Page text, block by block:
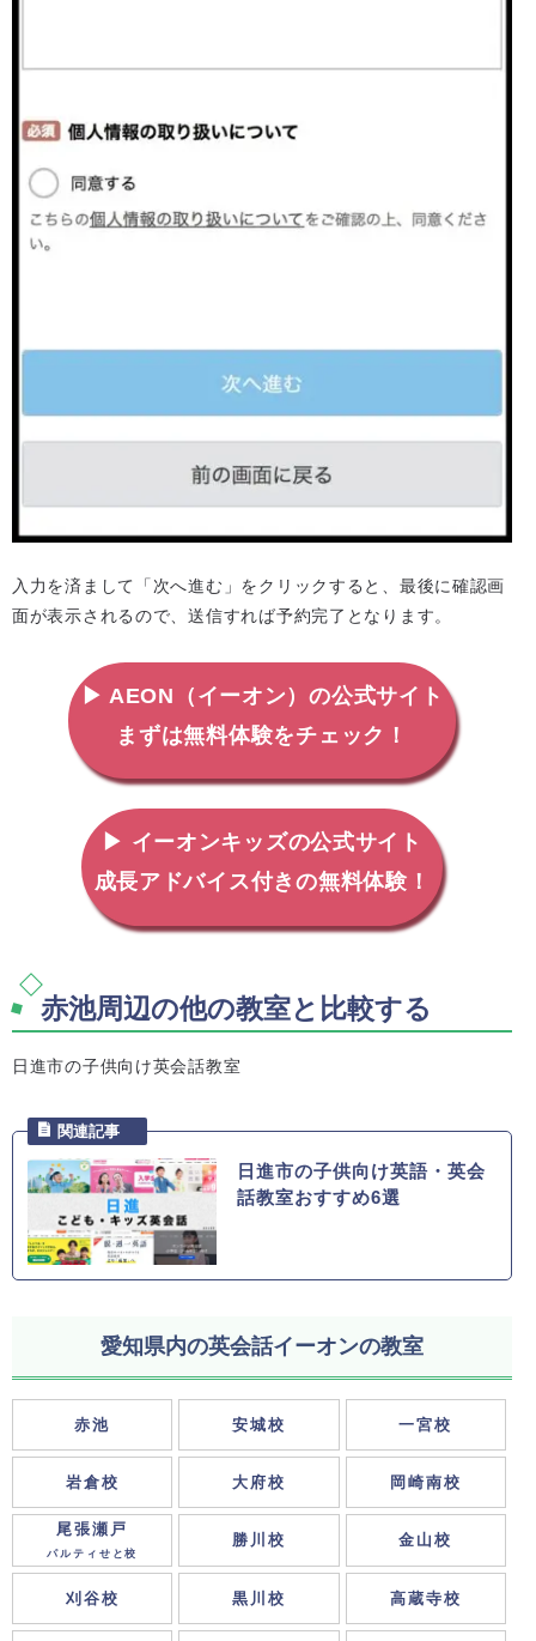
入力を済まして「次へ進む」をクリックすると、最後に確認画
面が表示されるので、送信すれば予約完了となります。
▶ AEON（イーオン）の公式サイト
まずは無料体験をチェック！
▶ イーオンキッズの公式サイト
成長アドバイス付きの無料体験！
赤池周辺の他の教室と比較する
日進市の子供向け英会話教室
日進市の子供向け英語・英会
話教室おすすめ6選
愛知県内の英会話イーオンの教室
赤池 安城校 一宮校
岩倉校 大府校 岡崎南校
尾張瀬戸
パルティせと校
勝川校 金山校
刈谷校 黒川校 高蔵寺校